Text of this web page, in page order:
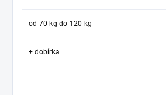
od 70 kg do 120 kg
+ dobírka